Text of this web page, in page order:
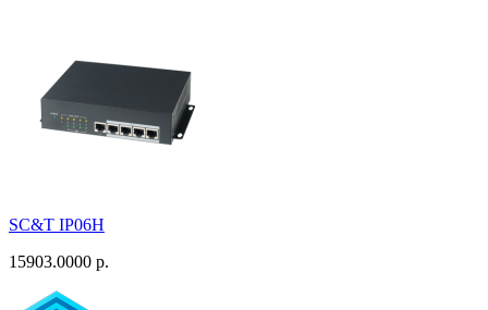
SC&T IP06H
15903.0000 р.